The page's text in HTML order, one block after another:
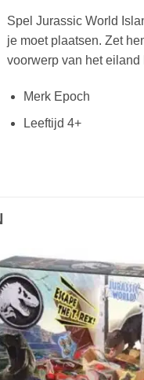
Spel Jurassic World
je moet plaatsen. Zet
voorwerp van het
Merk Epoch
Leeftijd 4+